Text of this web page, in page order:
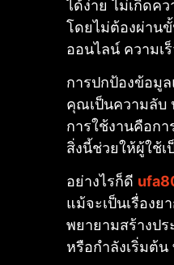
ได้ง่าย ไม่เกิดค
โดยไม่ต้องผ่าน
ออนไลน์ ความเ
การปกป้องข้อมู
คุณเป็นความลับ
การใช้งานคือก
สิ่งนี้ช่วยให้ผู้ใช้
อย่างไรก็ดี
แม้จะเป็นเรื่อง
พยายามสร้างป
หรือกำลังเริ่มต้